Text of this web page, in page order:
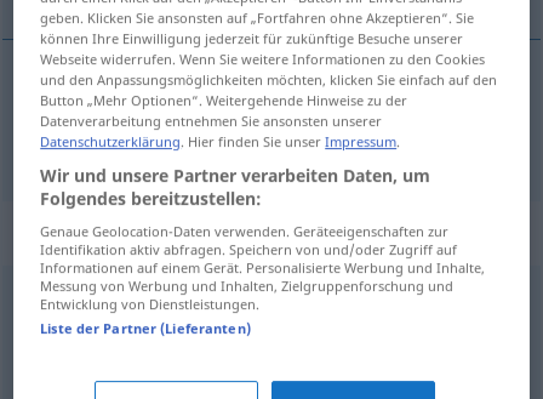
osiągalny erreichbarZiel
Synonyme für "erreichbar"
befahrbar,offen,zugänglich
ansprechbar (Person),aufgeschlossen (für),zugänglich
geben. Klicken Sie ansonsten auf „Fortfahren ohne Akzeptieren“. Sie
können Ihre Einwilligung jederzeit für zukünftige Besuche unserer
Webseite widerrufen. Wenn Sie weitere Informationen zu den Cookies
und den Anpassungsmöglichkeiten möchten, klicken Sie einfach auf den
Button „Mehr Optionen“. Weitergehende Hinweise zu der
Datenverarbeitung entnehmen Sie ansonsten unserer
Datenschutzerklärung. Hier finden Sie unserImpressum.
Wir und unsere Partner verarbeiten Daten, um
Folgendes bereitzustellen:
Genaue Geolocation-Daten verwenden. Geräteeigenschaften zur
Identifikation aktiv abfragen. Speichern von und/oder Zugriff auf
Informationen auf einem Gerät. Personalisierte Werbung und Inhalte,
Messung von Werbung und Inhalten, Zielgruppenforschung und
Entwicklung von Dienstleistungen.
Liste der Partner (Lieferanten)